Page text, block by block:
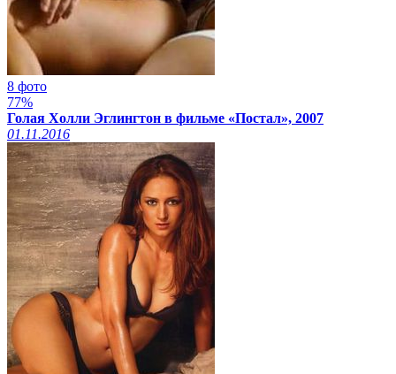
8 фото
77%
Голая Холли Эглингтон в фильме «Постал», 2007
01.11.2016